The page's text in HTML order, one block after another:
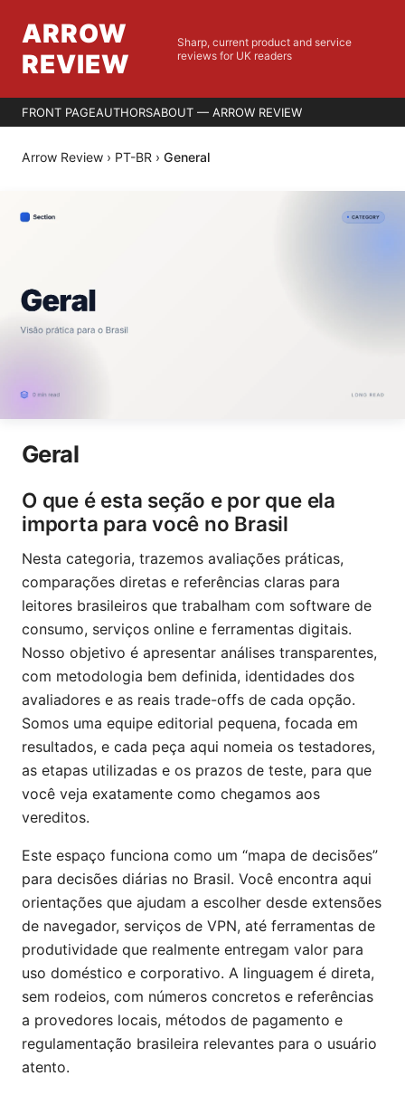
ARROW
REVIEW
Sharp, current product and service
reviews for UK readers
FRONT PAGEAUTHORSABOUT — ARROW REVIEW
Arrow Review › PT-BR › General
Geral
O que é esta seção e por que ela
importa para você no Brasil
Nesta categoria, trazemos avaliações práticas,
comparações diretas e referências claras para
leitores brasileiros que trabalham com software de
consumo, serviços online e ferramentas digitais.
Nosso objetivo é apresentar análises transparentes,
com metodologia bem definida, identidades dos
avaliadores e as reais trade-offs de cada opção.
Somos uma equipe editorial pequena, focada em
resultados, e cada peça aqui nomeia os testadores,
as etapas utilizadas e os prazos de teste, para que
você veja exatamente como chegamos aos
vereditos.
Este espaço funciona como um “mapa de decisões”
para decisões diárias no Brasil. Você encontra aqui
orientações que ajudam a escolher desde extensões
de navegador, serviços de VPN, até ferramentas de
produtividade que realmente entregam valor para
uso doméstico e corporativo. A linguagem é direta,
sem rodeios, com números concretos e referências
a provedores locais, métodos de pagamento e
regulamentação brasileira relevantes para o usuário
atento.